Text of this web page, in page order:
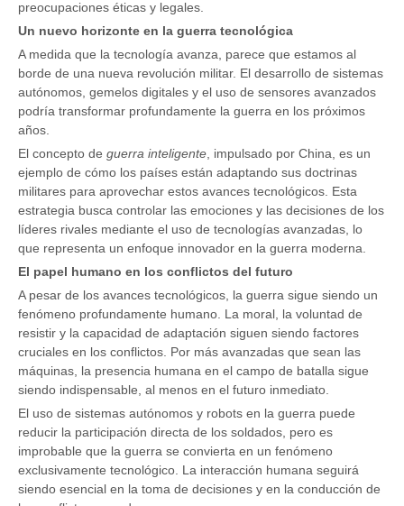
preocupaciones éticas y legales.
Un nuevo horizonte en la guerra tecnológica
A medida que la tecnología avanza, parece que estamos al
borde de una nueva revolución militar. El desarrollo de sistemas
autónomos, gemelos digitales y el uso de sensores avanzados
podría transformar profundamente la guerra en los próximos
años.
El concepto de guerra inteligente , impulsado por China, es un
ejemplo de cómo los países están adaptando sus doctrinas
militares para aprovechar estos avances tecnológicos. Esta
estrategia busca controlar las emociones y las decisiones de los
líderes rivales mediante el uso de tecnologías avanzadas, lo
que representa un enfoque innovador en la guerra moderna.
El papel humano en los conflictos del futuro
A pesar de los avances tecnológicos, la guerra sigue siendo un
fenómeno profundamente humano. La moral, la voluntad de
resistir y la capacidad de adaptación siguen siendo factores
cruciales en los conflictos. Por más avanzadas que sean las
máquinas, la presencia humana en el campo de batalla sigue
siendo indispensable, al menos en el futuro inmediato.
El uso de sistemas autónomos y robots en la guerra puede
reducir la participación directa de los soldados, pero es
improbable que la guerra se convierta en un fenómeno
exclusivamente tecnológico. La interacción humana seguirá
siendo esencial en la toma de decisiones y en la conducción de